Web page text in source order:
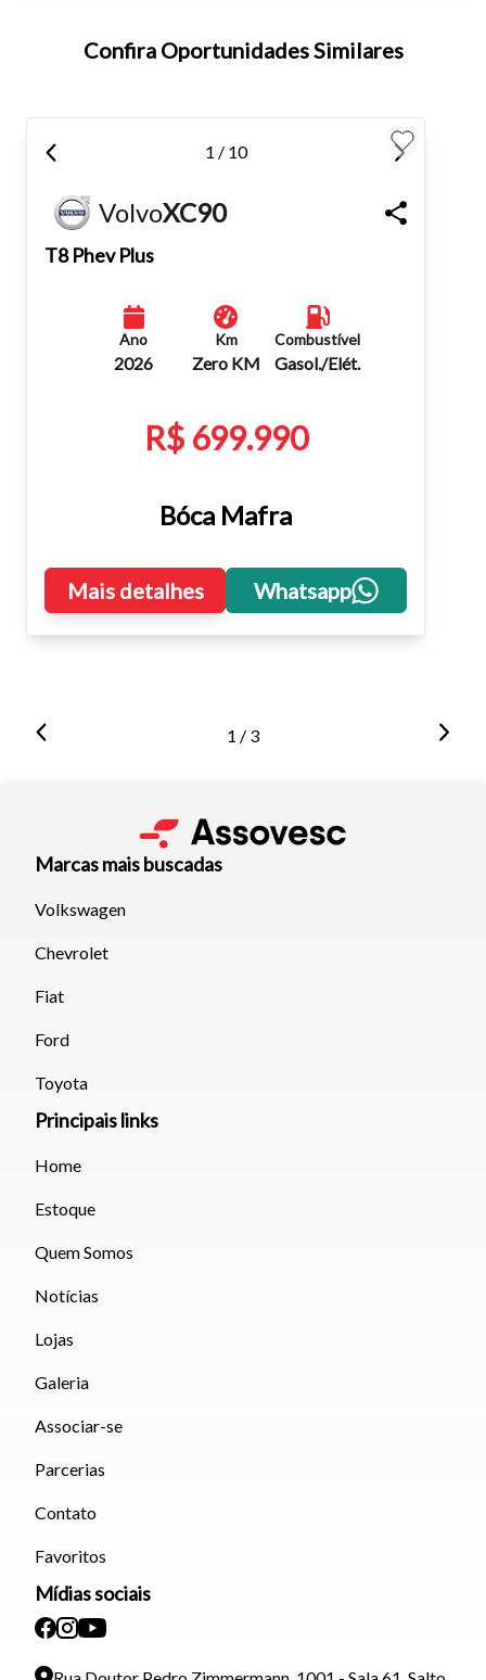
Tamanho do texto
atalhos Ctrl+ (para aumentar) e Ctrl- (para diminuir) no seu
teclado.
Confira Oportunidades Similares
1 / 10
VolvoXC90
T8 Phev Plus
Ano
2026
Km
Zero KM
Combustível
Gasol./Elét.
R$ 699.990
Bóca Mafra
Mais detalhes Whatsapp
1 / 3
Marcas mais buscadas
Volkswagen
Chevrolet
Fiat
Ford
Toyota
Principais links
Home
Estoque
Quem Somos
Notícias
Lojas
Galeria
Associar-se
Parcerias
Contato
Favoritos
Mídias sociais